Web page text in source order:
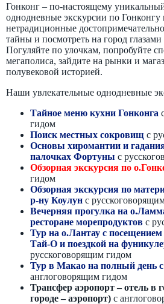
Гонконг – по-настоящему
однодневные экскурсии по Гонконгу
нетрадиционные
тайны и посмотреть на город
Погуляйте по улочкам, попробуйте
мегаполиса, зайдите на рынки и
полувековой историей.
Наши увлекательные однодневные
Тайное меню кухни Гонконга
гидом
Поиск местных сокровищ с
Основы хиромантии и
палочках Фортуны с
Обзорная экскурсия по
гидом
Обзорная экскурсия по
р-ну Коулун с
Вечерняя прогулка на
ресторане морепродуктов с
Тур на о.Лантау с
Тай-О и поездкой на
русскоговорящим гидом
Тур в Макао на полный день
англоговорящим гидом
Трансфер аэропорт – отель в
городе – аэропорт) с